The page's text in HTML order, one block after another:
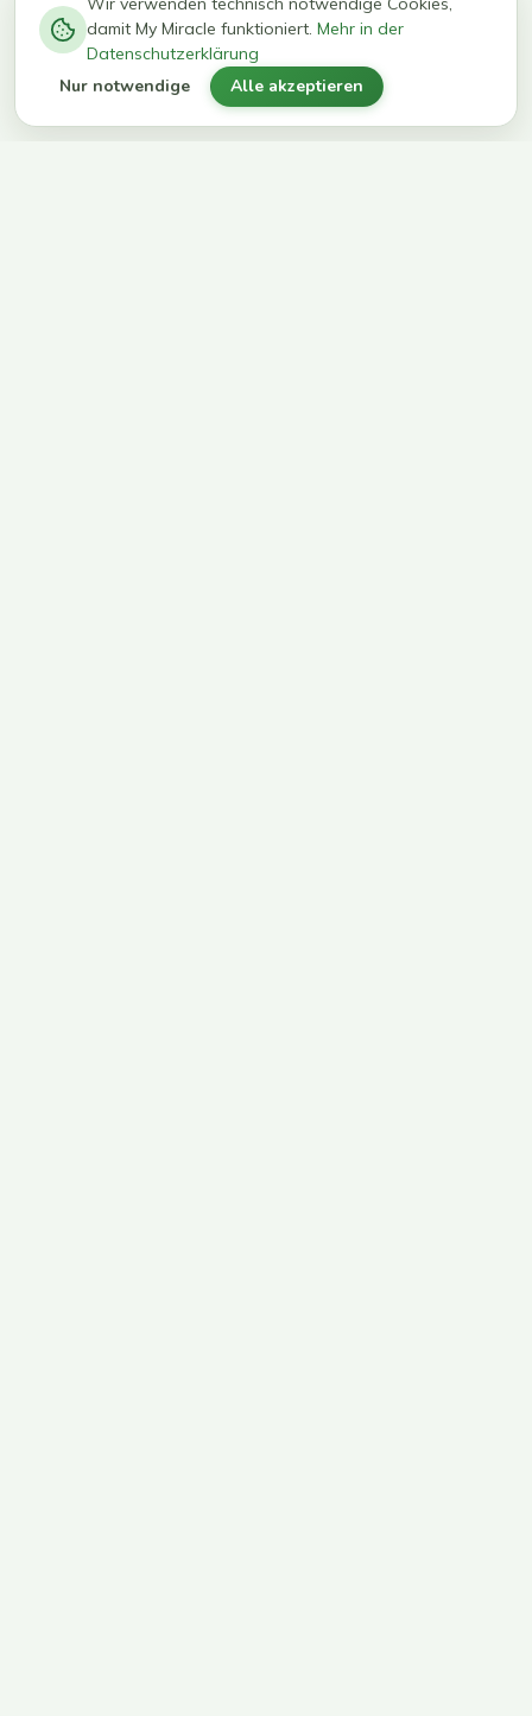
kg in 12
Wochen
erreichen
ihr Ziel
damit My Miracle funktioniert. Mehr in der
Datenschutzerklärung
Nur notwendige Alle akzeptieren